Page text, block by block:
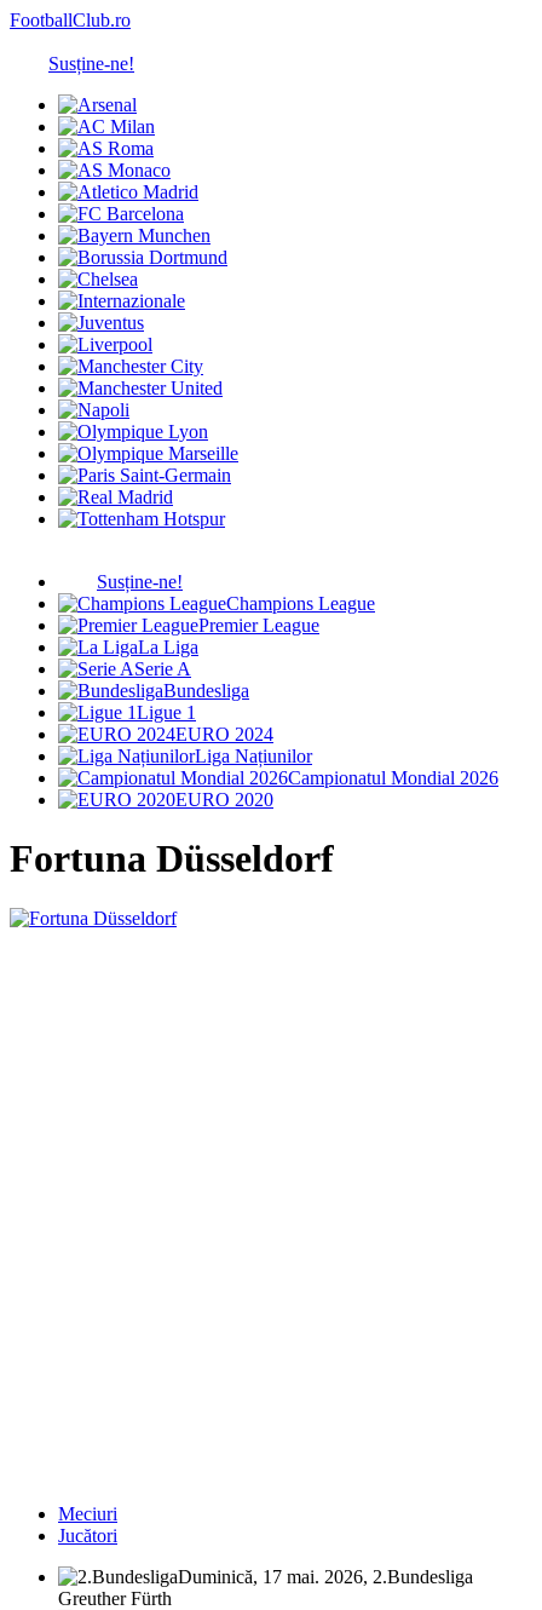
FootballClub.ro
Susține-ne!
Susține-ne!
Champions League
Premier League
La Liga
Serie A
Bundesliga
Ligue 1
EURO 2024
Liga Națiunilor
Campionatul Mondial 2026
EURO 2020
Fortuna Düsseldorf
Meciuri
Jucători
Duminică, 17 mai. 2026, 2.Bundesliga
Greuther Fürth